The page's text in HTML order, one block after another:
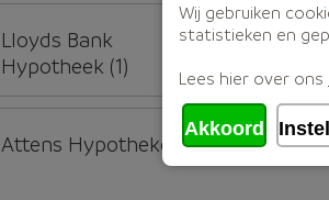
Lloyds Bank
Hypotheek (1)
Attens Hypotheken
Wij gebruiken
statistieken en
Lees hier over ons
Akkoord